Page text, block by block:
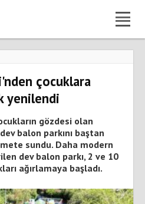
müjde! balon park yenilendi
çocuklara
yenilendi
gözdesi olan
balon parkını baştan
sundu. Daha modern
dev balon parkı, 2 ve 10
ağırlamaya başladı.